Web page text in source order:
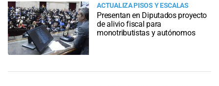
ACTUALIZA PISOS Y ESCALAS
Presentan en Diputados proyecto
de alivio fiscal para
monotributistas y autónomos